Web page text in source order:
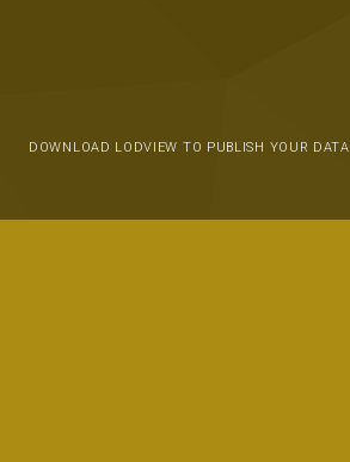
DOWNLOAD LODVIEW TO PUBLISH YOUR DATA